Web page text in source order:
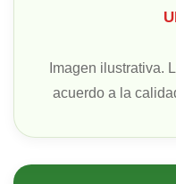
Imagen ilustrativa.
acuerdo a la